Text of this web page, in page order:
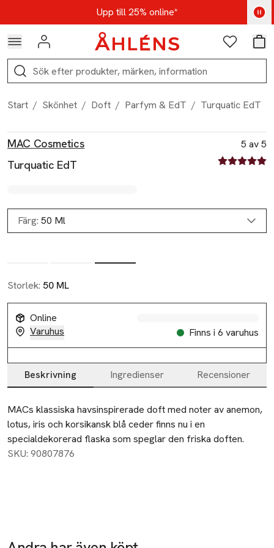
Hoppa till navigationsmenynUpp till 25% online*
Kod: AUG25 - Shoppa nu
Logga in Favoriter
Sök
Start / Skönhet / Doft / Parfym & EdT / Turquatic EdT
MAC Cosmetics
Turquatic EdT
5 av 5
5 av fem
Färg: 50 Ml
Storlek: 50 ML
Online
Varuhus
Finns i 6 varuhus
Beskrivning Ingredienser Recensioner
Beskrivning
MACs klassiska havsinspirerade doft med noter av anemon,
lotus, iris och korsikansk blå ceder finns nu i en
specialdekorerad flaska som speglar den friska doften.
SKU: 90807876